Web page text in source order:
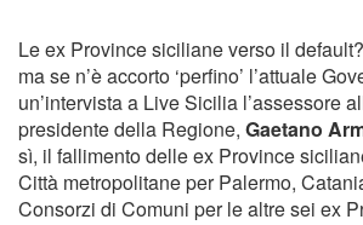
Le ex Province siciliane verso il
ma se n’è accorto ‘perfino’ l’attuale
un’intervista a Live Sicilia l’assessore
presidente della Regione, Gaetano
sì, il fallimento delle ex Province
Città metropolitane per Palermo,
Consorzi di Comuni per le altre sei ex